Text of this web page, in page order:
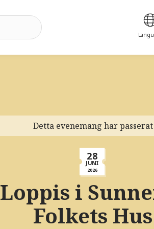
Detta evenemang har passerat
28
JUNI
2026
Loppis i
Folkets Hus